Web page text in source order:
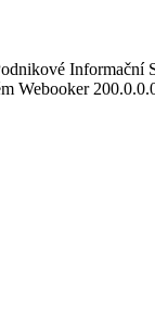
Informační
Webooker